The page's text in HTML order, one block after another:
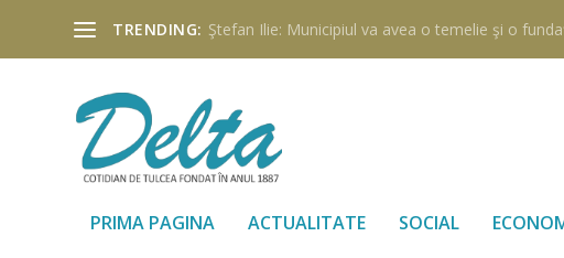
TRENDING: Ştefan Ilie: Municipiul va avea o temelie şi o
PRIMA PAGINA ACTUALITATE SOCIAL